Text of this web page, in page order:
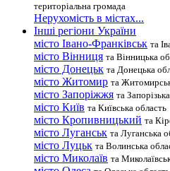
територіальна громада
Нерухомість в містах...
Інші регіони України
місто Івано-Франківськ та
місто Вінниця та Вінницька
місто Донецьк та Донецька
місто Житомир та
місто Запоріжжя та
місто Київ та Київська область
місто Кропивницький та
місто Луганськ та Луганська
місто Луцьк та Волинська
місто Миколаїв та